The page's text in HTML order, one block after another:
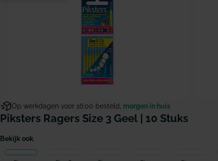
Open media 0 in modaal venster
Op werkdagen voor 16:00 besteld, morgen in huis
Piksters Ragers Size 3 Geel | 10 Stuks
Bekijk ook